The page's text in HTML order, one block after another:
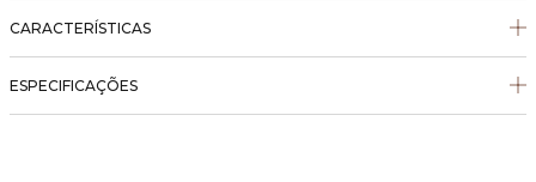
CARACTERÍSTICAS
ESPECIFICAÇÕES